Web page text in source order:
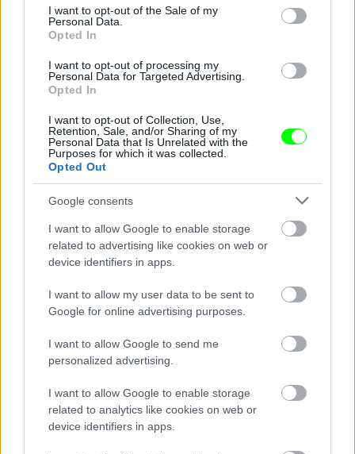
consent section.
I want to opt-out of the Sale of my
Personal Data.
Opted In
I want to opt-out of processing my
Personal Data for Targeted Advertising.
Opted In
I want to opt-out of Collection, Use,
Retention, Sale, and/or Sharing of my
Personal Data that Is Unrelated with the
Purposes for which it was collected.
Opted Out
Google consents
I want to allow Google to enable storage
related to advertising like cookies on web or
device identifiers in apps.
I want to allow my user data to be sent to
Google for online advertising purposes.
I want to allow Google to send me
personalized advertising.
I want to allow Google to enable storage
related to analytics like cookies on web or
device identifiers in apps.
3 perces kánkánt táncoltak Erdőhegyi Brigitta
diákjai
Fotó: Bakró-Nagy Ferenc / Velvet
Jön még kép!